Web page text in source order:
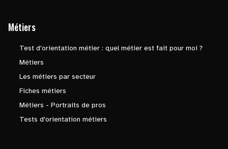
Métiers
Test d'orientation métier : quel métier est fait pour moi ?
Métiers
Les métiers par secteur
Fiches métiers
Métiers - Portraits de pros
Tests d'orientation métiers